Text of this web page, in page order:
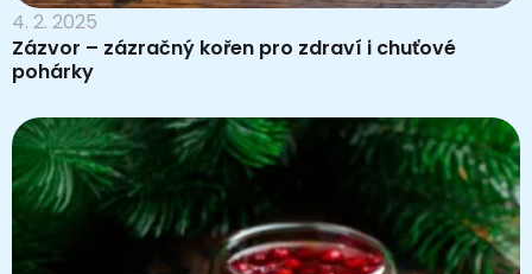
4. 2. 2025
Zázvor – zázračný kořen pro zdraví i chuťové
pohárky